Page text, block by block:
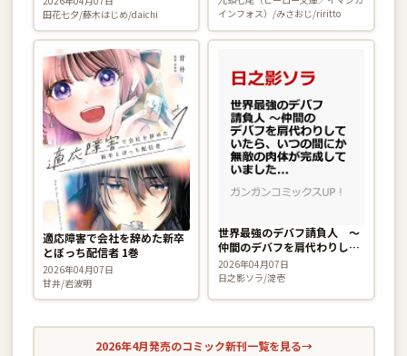
田花七夕/藤木はじめ/daichi
インフォス）/みさおじ/riritto
適応障害で会社を辞めた新卒
とぼっち配信者 1巻
2026年04月07日
甘井/岩波明
世界最強のデバフ請負人 〜
仲間のデバフを肩代わりして
いたら、いつの間にか無敵の
肉体が完成していました〜 2
2026年04月07日
日之影ソラ/淀壱
2026年4月発売のコミック新刊一覧を見る→